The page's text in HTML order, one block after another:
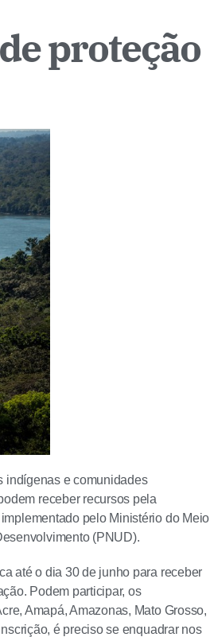
proteção
indígenas e comunidades
receber recursos pela
pelo Ministério do Meio
(PNUD).
até o dia 30 de junho para receber
Podem participar, os
Amapá, Amazonas, Mato Grosso,
é preciso se enquadrar nos